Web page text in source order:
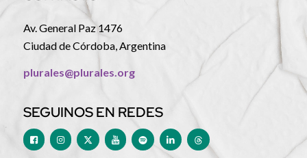
Av. General Paz 1476
Ciudad de Córdoba, Argentina
plurales@plurales.org
SEGUINOS EN REDES